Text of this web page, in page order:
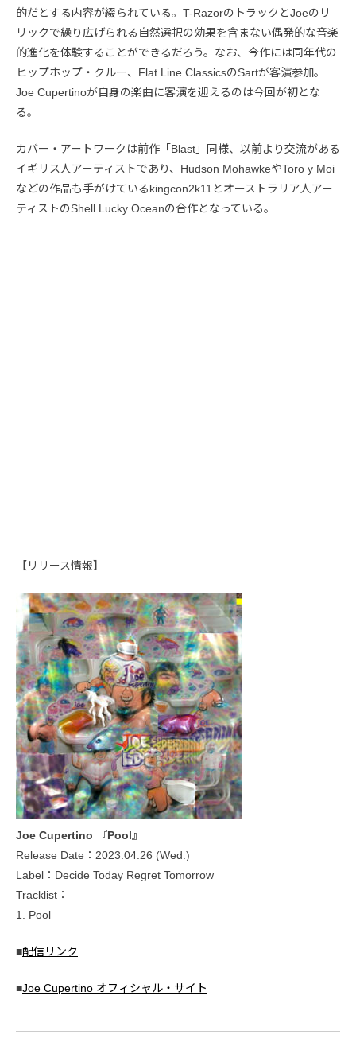
的だとする内容が綴られている。T-RazorのトラックとJoeのリ
リックで繰り広げられる自然選択の効果を含まない偶発的な音楽
的進化を体験することができるだろう。なお、今作には同年代の
ヒップホップ・クルー、Flat Line ClassicsのSartが客演参加。
Joe Cupertinoが自身の楽曲に客演を迎えるのは今回が初とな
る。
カバー・アートワークは前作「Blast」同様、以前より交流がある
イギリス人アーティストであり、Hudson MohawkeやToro y Moi
などの作品も手がけているkingcon2k11とオーストラリア人アー
ティストのShell Lucky Oceanの合作となっている。
【リリース情報】
Joe Cupertino 『Pool』
Release Date：2023.04.26 (Wed.)
Label：Decide Today Regret Tomorrow
Tracklist：
1. Pool
■配信リンク
■Joe Cupertino オフィシャル・サイト